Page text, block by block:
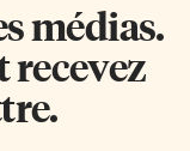
médias.
recevez